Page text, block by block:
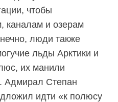
чтобы
каналам и озерам
люди также
льды Арктики и
их манили
Адмирал Степан
идти «к полюсу